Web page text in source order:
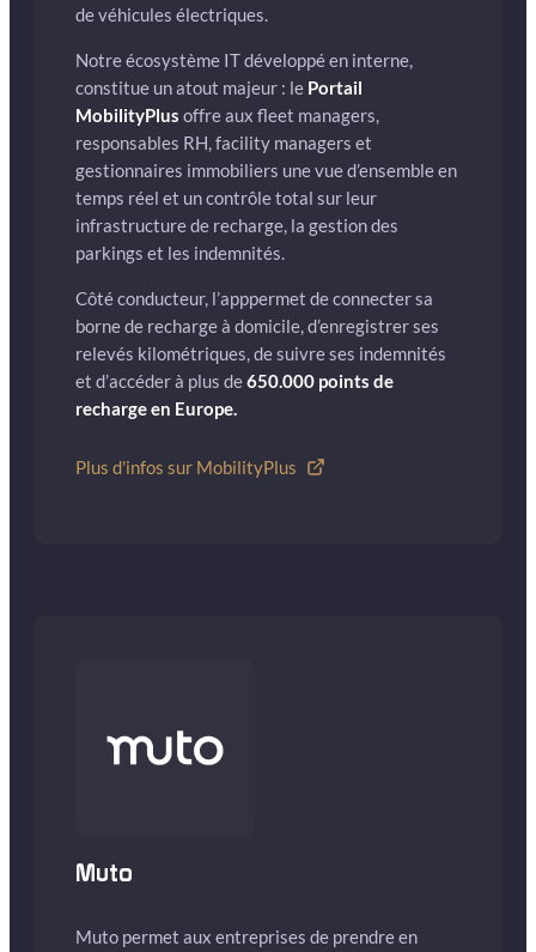
de véhicules électriques.
Notre écosystème IT développé en interne,
constitue un atout majeur : le Portail
MobilityPlus offre aux fleet managers,
responsables RH, facility managers et
gestionnaires immobiliers une vue d’ensemble en
temps réel et un contrôle total sur leur
infrastructure de recharge, la gestion des
parkings et les indemnités.
Côté conducteur, l’apppermet de connecter sa
borne de recharge à domicile, d’enregistrer ses
relevés kilométriques, de suivre ses indemnités
et d’accéder à plus de650.000 points de
recharge en Europe.
Plus d'infos sur MobilityPlus
Muto
Muto permet aux entreprises de prendre en